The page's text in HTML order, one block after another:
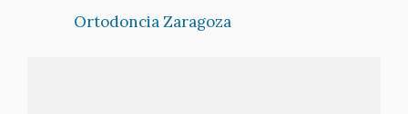
Ortodoncia Zaragoza